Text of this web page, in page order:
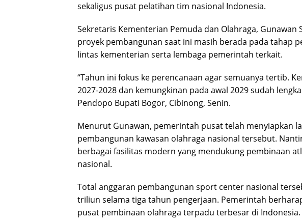
sekaligus pusat pelatihan tim nasional Indonesia.
Sekretaris Kementerian Pemuda dan Olahraga, Gunawan
proyek pembangunan saat ini masih berada pada tahap
lintas kementerian serta lembaga pemerintah terkait.
“Tahun ini fokus ke perencanaan agar semuanya tertib.
2027-2028 dan kemungkinan pada awal 2029 sudah
Pendopo Bupati Bogor, Cibinong, Senin.
Menurut Gunawan, pemerintah pusat telah menyiapkan
pembangunan kawasan olahraga nasional tersebut.
berbagai fasilitas modern yang mendukung pembinaan
nasional.
Total anggaran pembangunan sport center nasional
triliun selama tiga tahun pengerjaan. Pemerintah
pusat pembinaan olahraga terpadu terbesar di Indonesia.